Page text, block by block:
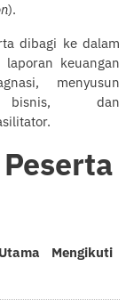
).
dibagi ke dalam
keuangan
menyusun
bisnis, dan
Mengikuti